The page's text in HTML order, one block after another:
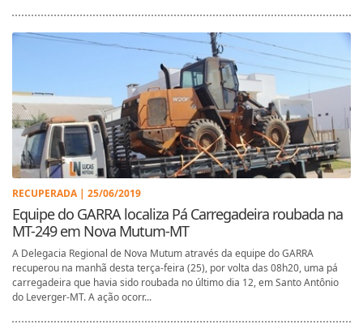
RECUPERADA | 25/06/2019
Equipe do GARRA localiza Pá Carregadeira roubada na
MT-249 em Nova Mutum-MT
A Delegacia Regional de Nova Mutum através da equipe do GARRA
recuperou na manhã desta terça-feira (25), por volta das 08h20, uma pá
carregadeira que havia sido roubada no último dia 12, em Santo Antônio
do Leverger-MT. A ação ocorr...